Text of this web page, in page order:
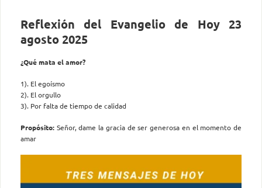
Reflexión del Evangelio de Hoy 23
agosto 2025
¿Qué mata el amor?
1). El egoísmo
2). El orgullo
3). Por falta de tiempo de calidad
Propósito: Señor, dame la gracia de ser generosa en el momento de
amar